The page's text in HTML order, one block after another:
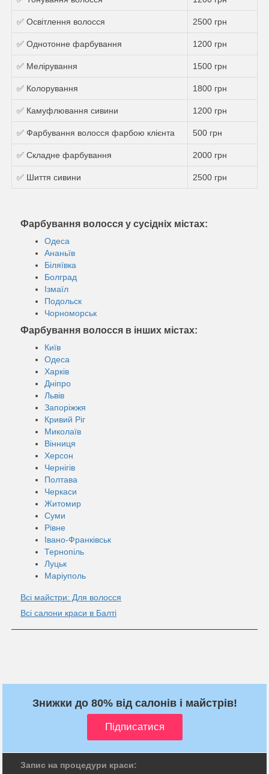
✅ Освітлення волосся 2500 грн
✅ Однотонне фарбування 1200 грн
✅ Мелірування 1500 грн
✅ Колорування 1800 грн
✅ Камуфлювання сивини 1200 грн
✅ Фарбування волосся фарбою клієнта 500 грн
✅ Складне фарбування 2000 грн
✅ Шиття сивини 2500 грн
Фарбування волосся у сусідніх містах:
Одеса
Ананьїв
Біляївка
Болград
Ізмаїл
Подольск
Чорноморськ
Фарбування волосся в інших містах:
Київ
Одеса
Харків
Дніпро
Львів
Запоріжжя
Кривий Ріг
Миколаїв
Вінниця
Херсон
Чернігів
Полтава
Черкаси
Житомир
Суми
Рівне
Івано-Франківськ
Тернопіль
Луцьк
Маріуполь
Всі майстри: Для волосся
Всі салони краси в Балті
Знижки до 80% від салонів і майстрів!
Запис на процедури краси: